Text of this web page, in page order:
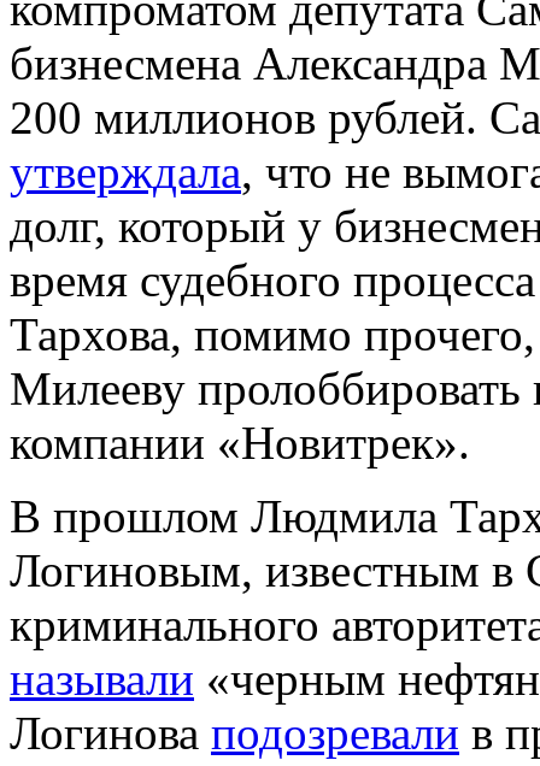
бизнесмена Александра
200 миллионов рублей.
утверждала, что не
долг, который у
время судебного
Тархова, помимо
Милееву пролоббировать
компании «Новитрек».
В прошлом Людмила
Логиновым, известным в
криминального
называли «черным
Логинова подозревали в